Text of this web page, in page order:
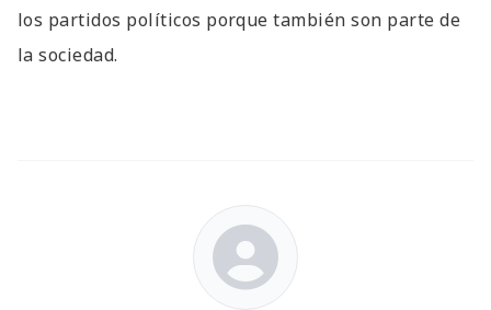
los partidos políticos porque también son parte de
la sociedad.